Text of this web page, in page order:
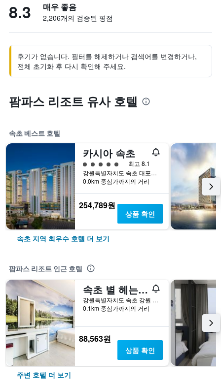
8.3 매우 좋음
2,206개의 검증된 평점
후기가 없습니다. 필터를 해제하거나 검색어를 변경하거나,
전체 초기화 후 다시 확인해 주세요.
팜파스 리조트 유사 호텔
속초 베스트 호텔
카시아 속초
5​성급
최고 8.1
강원특별자치도 속초 대포항희망길 120
0.0km 중심가까지의 거리
254,789원
상품 확인
속초 지역 최우수 호텔 더 보기
팜파스 리조트 인근 호텔
속초 별 헤는 밤
강원특별자치도 속초 강원 속초시 동해대로 3957
0.1km 중심가까지의 거리
88,563원
상품 확인
주변 호텔 더 보기